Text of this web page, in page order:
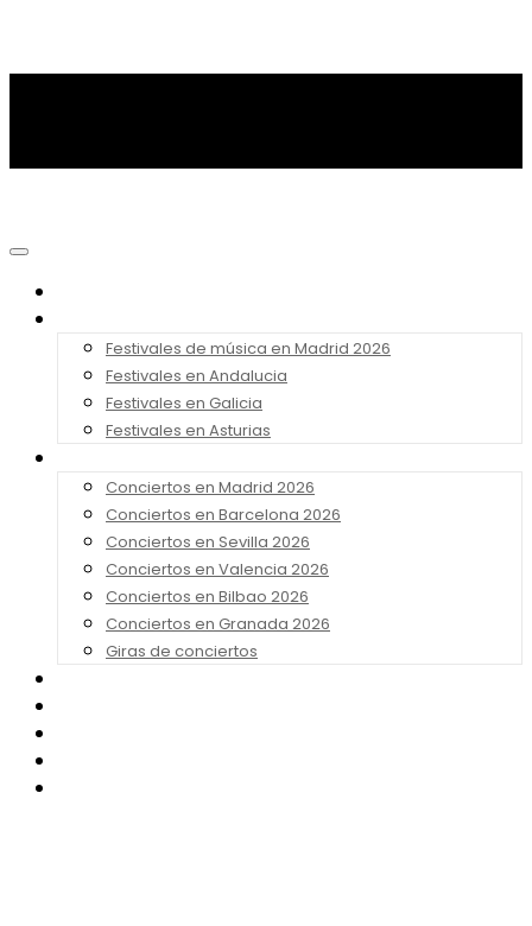
Festivales de música en Madrid 2026
Festivales en Andalucia
Festivales en Galicia
Festivales en Asturias
Conciertos en Madrid 2026
Conciertos en Barcelona 2026
Conciertos en Sevilla 2026
Conciertos en Valencia 2026
Conciertos en Bilbao 2026
Conciertos en Granada 2026
Giras de conciertos